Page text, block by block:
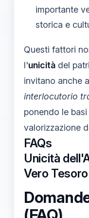
importante
storica e
Questi fattori
l'unicità del
invitano anche
interlocutorio
ponendo le
valorizzazione
FAQs
Unicità
Vero